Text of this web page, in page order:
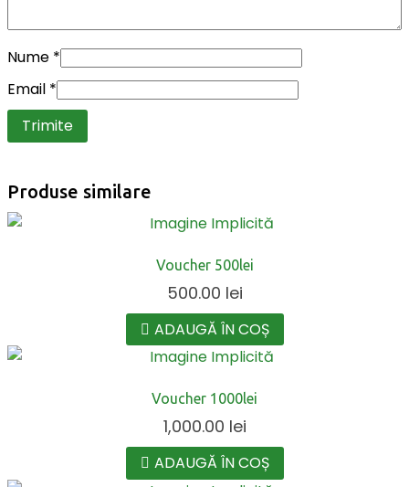
Nume *
Email *
Produse similare
Voucher 500lei
500.00 lei
ADAUGĂ ÎN COȘ
Voucher 1000lei
1,000.00 lei
ADAUGĂ ÎN COȘ